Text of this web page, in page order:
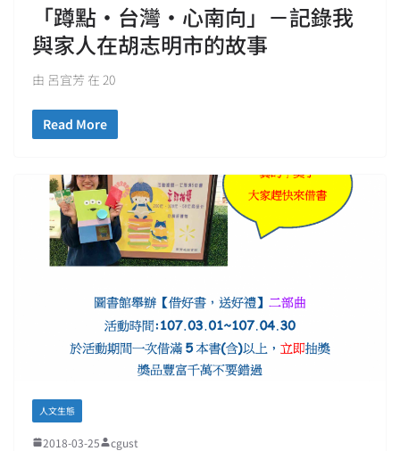
「蹲點‧台灣‧心南向」－記錄我
與家人在胡志明市的故事
由 呂宜芳 在 20
Read More
人文生態
2018-03-25 cgust